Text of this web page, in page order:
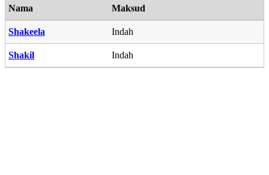
Nama Maksud
Shakeela Indah
Shakil Indah